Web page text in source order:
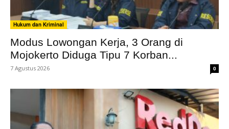
Hukum dan Kriminal
Modus Lowongan Kerja, 3 Orang di
Mojokerto Diduga Tipu 7 Korban...
7 Agustus 2026 0